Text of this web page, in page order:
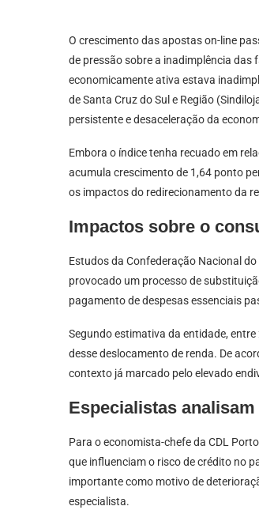
O crescimento das apostas on-line
de pressão sobre a inadimplência das
economicamente ativa estava
de Santa Cruz do Sul e Região
persistente e desaceleração da
Embora o índice tenha recuado em
acumula crescimento de 1,64 ponto
os impactos do redirecionamento da
Impactos sobre o
Estudos da Confederação Nacional
provocado um processo de
pagamento de despesas essenciais
Segundo estimativa da entidade,
desse deslocamento de renda. De
contexto já marcado pelo elevado
Especialistas
Para o economista-chefe da CDL
que influenciam o risco de crédito no
importante como motivo de
especialista.